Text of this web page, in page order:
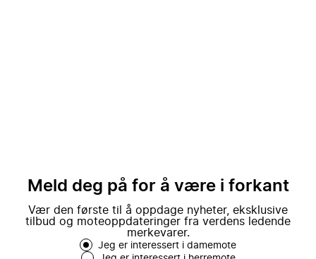
Meld deg på for å være i forkant
Vær den første til å oppdage nyheter, eksklusive
tilbud og moteoppdateringer fra verdens ledende
merkevarer.
Jeg er interessert i damemote